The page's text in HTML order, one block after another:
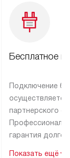
Бесплатное
Подключение
партнерского
гарантия
Показать ещё